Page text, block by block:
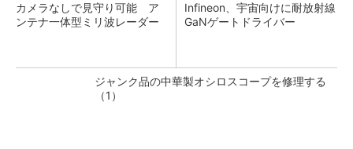
カメラなしで見守り可能 ア
ンテナ一体型ミリ波レーダー
Infineon、宇宙向けに耐放射線
GaNゲートドライバー
ジャンク品の中華製オシロスコープを修理する
（1）